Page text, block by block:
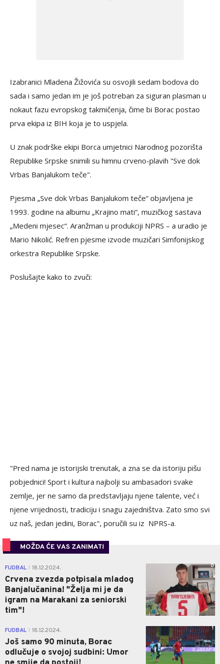
Izabranici Mladena Žižovića su osvojili sedam bodova do
sada i samo jedan im je još potreban za siguran plasman u
nokaut fazu evropskog takmičenja, čime bi Borac postao
prva ekipa iz BIH koja je to uspjela.
U znak podrške ekipi Borca umjetnici Narodnog pozorišta
Republike Srpske snimili su himnu crveno-plavih "Sve dok
Vrbas Banjalukom teče".
Pjesma „Sve dok Vrbas Banjalukom teče“ objavljena je
1993. godine na albumu „Krajino mati“, muzičkog sastava
„Medeni mjesec“. Aranžman u produkciji NPRS – a uradio je
Mario Nikolić. Refren pjesme izvode muzičari Simfonijskog
orkestra Republike Srpske.
Poslušajte kako to zvuči:
"Pred nama je istorijski trenutak, a zna se da istoriju pišu
pobjednici! Sport i kultura najbolji su ambasadori svake
zemlje, jer ne samo da predstavljaju njene talente, već i
njene vrijednosti, tradiciju i snagu zajedništva. Zato smo svi
uz naš, jedan jedini, Borac", poručili su iz NPRS-a.
MOŽDA ĆE VAS ZANIMATI
FUDBAL 18.12.2024.
Crvena zvezda potpisala mladog
Banjalučanina! "Želja mi je da
igram na Marakani za seniorski
tim"!
0
FUDBAL 18.12.2024.
Još samo 90 minuta, Borac
odlučuje o svojoj sudbini: Umor
1